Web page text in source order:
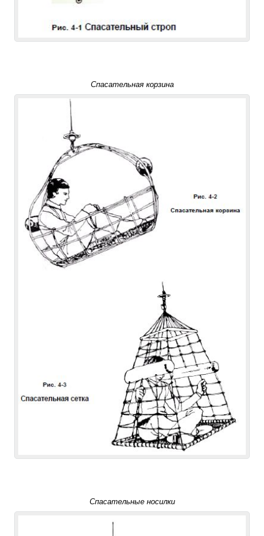
Спасательная корзина
Спасательные носилки